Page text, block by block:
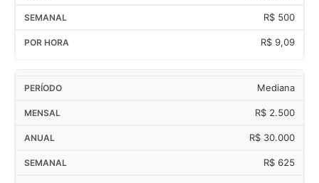
R$ 500
R$ 9,09
Mediana
R$ 2.500
R$ 30.000
R$ 625